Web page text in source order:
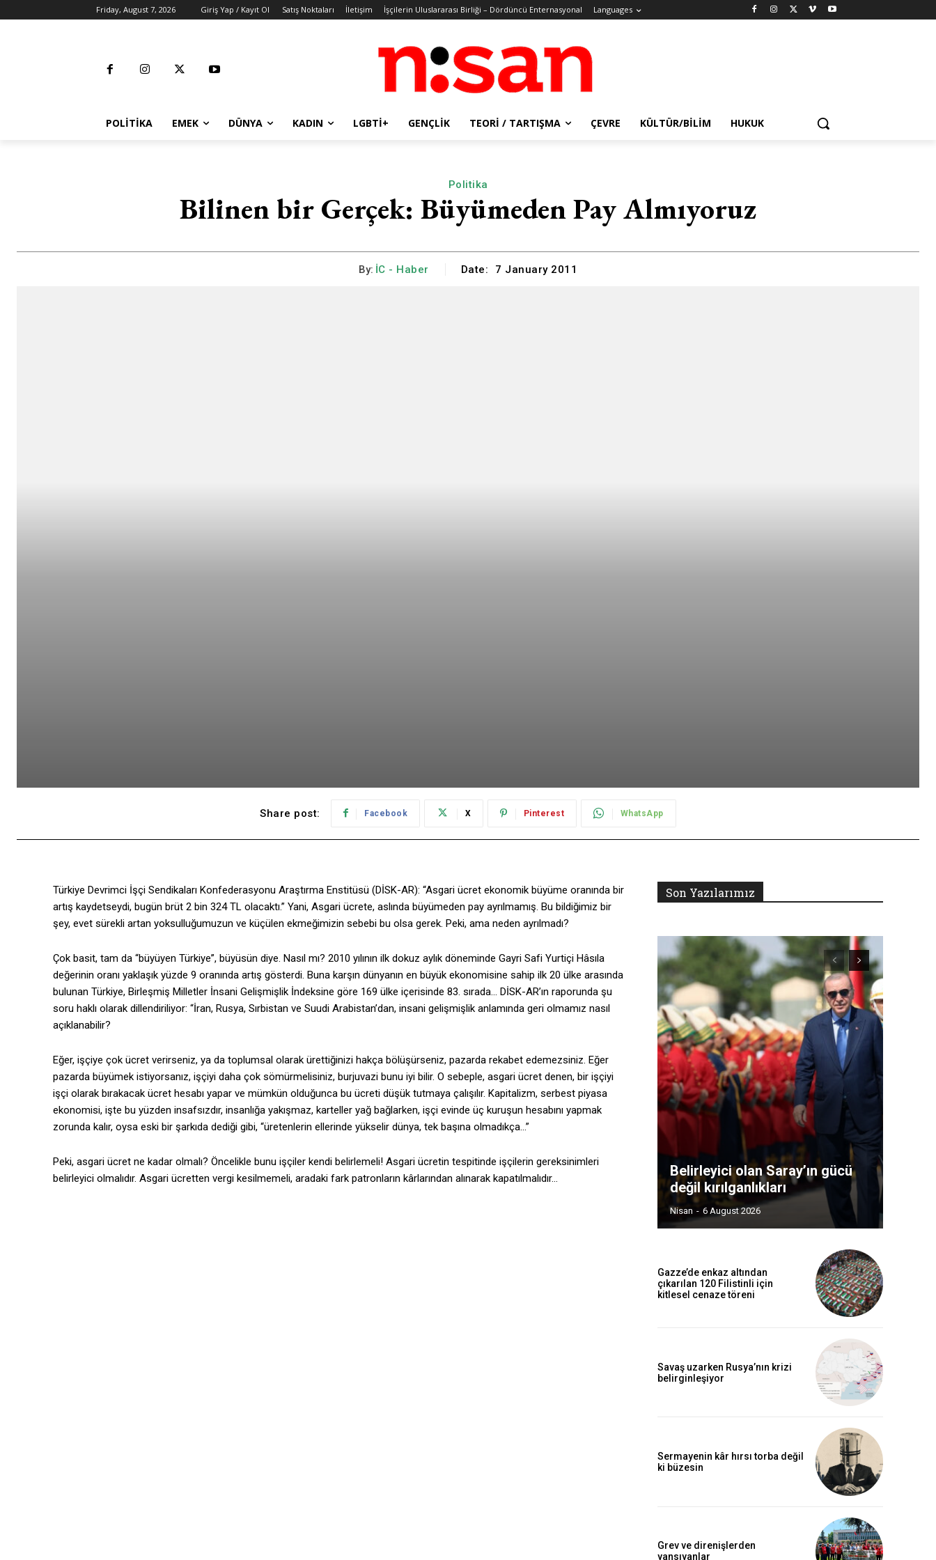
Friday, August 7, 2026 Giriş Yap / Kayıt Ol Satış Noktaları İletişim İşçilerin Uluslararası Birliği – Dördüncü Enternasyonal Languages
POLITIKA EMEK DÜNYA KADIN LGBTİ+ GENÇLIK TEORI / TARTIŞMA ÇEVRE KÜLTÜR/BILIM HUKUK
Politika
Bilinen bir Gerçek: Büyümeden Pay Almıyoruz
By: İC - Haber Date: 7 January 2011
Share post: Facebook X Pinterest WhatsApp
Türkiye Devrimci İşçi Sendikaları Konfederasyonu Araştırma Enstitüsü (DİSK-AR): “Asgari ücret ekonomik büyüme oranında bir
artış kaydetseydi, bugün brüt 2 bin 324 TL olacaktı.” Yani, Asgari ücrete, aslında büyümeden pay ayrılmamış. Bu bildiğimiz bir
şey, evet sürekli artan yoksulluğumuzun ve küçülen ekmeğimizin sebebi bu olsa gerek. Peki, ama neden ayrılmadı?
Çok basit, tam da “büyüyen Türkiye”, büyüsün diye. Nasıl mı? 2010 yılının ilk dokuz aylık döneminde Gayri Safi Yurtiçi Hâsıla
değerinin oranı yaklaşık yüzde 9 oranında artış gösterdi. Buna karşın dünyanın en büyük ekonomisine sahip ilk 20 ülke arasında
bulunan Türkiye, Birleşmiş Milletler İnsani Gelişmişlik İndeksine göre 169 ülke içerisinde 83. sırada… DİSK-AR’ın raporunda şu
soru haklı olarak dillendiriliyor: “İran, Rusya, Sırbistan ve Suudi Arabistan’dan, insani gelişmişlik anlamında geri olmamız nasıl
açıklanabilir?
Eğer, işçiye çok ücret verirseniz, ya da toplumsal olarak ürettiğinizi hakça bölüşürseniz, pazarda rekabet edemezsiniz. Eğer
pazarda büyümek istiyorsanız, işçiyi daha çok sömürmelisiniz, burjuvazi bunu iyi bilir. O sebeple, asgari ücret denen, bir işçiyi
işçi olarak bırakacak ücret hesabı yapar ve mümkün olduğunca bu ücreti düşük tutmaya çalışılır. Kapitalizm, serbest piyasa
ekonomisi, işte bu yüzden insafsızdır, insanlığa yakışmaz, karteller yağ bağlarken, işçi evinde üç kuruşun hesabını yapmak
zorunda kalır, oysa eski bir şarkıda dediği gibi, “üretenlerin ellerinde yükselir dünya, tek başına olmadıkça…”
Peki, asgari ücret ne kadar olmalı? Öncelikle bunu işçiler kendi belirlemeli! Asgari ücretin tespitinde işçilerin gereksinimleri
belirleyici olmalıdır. Asgari ücretten vergi kesilmemeli, aradaki fark patronların kârlarından alınarak kapatılmalıdır…
Son Yazılarımız
Belirleyici olan Saray’ın gücü
değil kırılganlıkları
Nisan - 6 August 2026
Gazze’de enkaz altından
çıkarılan 120 Filistinli için
kitlesel cenaze töreni
Savaş uzarken Rusya’nın krizi
belirginleşiyor
Sermayenin kâr hırsı torba değil
ki büzesin
Grev ve direnişlerden
yansıyanlar